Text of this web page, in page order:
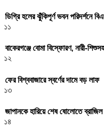
ডিগ্রি হলের ঝুঁকিপূর্ণ ভবন পরিদর্শনে
১১
বাকেরগঞ্জে বোমা বিস্ফোরণ, নারী-
১২
ফের বিশ্ববাজারে স্বর্ণের দামে বড় লাফ
১৩
জাপানকে হারিয়ে শেষ ষোলোতে ব্রাজিল
১৪